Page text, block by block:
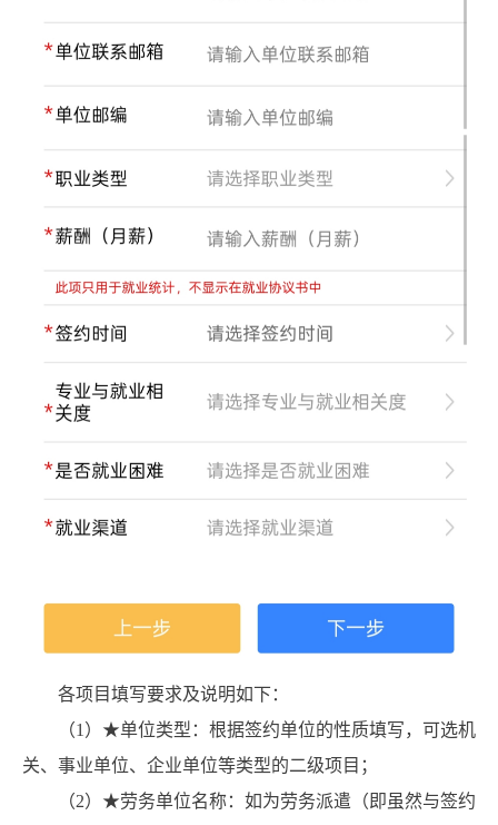
各项目填写要求及说明如下：
（1）★单位类型：根据签约单位的性质填写，可选机
关、事业单位、企业单位等类型的二级项目；
（2）★劳务单位名称：如为劳务派遣（即虽然与签约